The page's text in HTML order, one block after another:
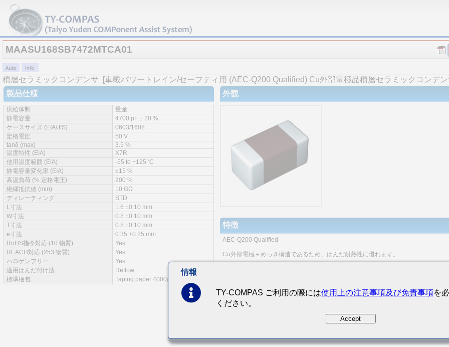
MAASU168SB7472MTCA01
積層セラミックコンデンサ
[車載パワートレイン/セーフティ用 (AEC-Q200 Qualified) Cu外部電極品積層セラミックコンデ
製品仕様
供給体制
量産
静電容量
4700 pF ± 20 %
ケースサイズ (EIA/JIS)
0603/1608
定格電圧
50 V
tanδ (max)
3.5 %
温度特性 (EIA)
X7R
使用温度範囲 (EIA)
-55 to +125 ℃
静電容量変化率 (EIA)
±15 %
高温負荷 (% 定格電圧)
200 %
絶縁抵抗値 (min)
10 GΩ
ディレーティング
STD
L寸法
1.6 ±0.10 mm
W寸法
0.8 ±0.10 mm
T寸法
0.8 ±0.10 mm
e寸法
0.35 ±0.25 mm
RoHS指令対応 (10 物質)
Yes
REACH対応 (253 物質)
Yes
ハロゲンフリー
Yes
適用はんだ付け法
Reflow
標準梱包
Taping paper 4000pcs
外観
特徴
AEC-Q200 Qualified
Cu外部電極＋めっき構造であるため、はんだ耐熱性に優れます。
本商品の詳細な仕様、評価試験結果等に関しては、当社営業にお問い合わせくださ
なお、ご注文に際しては、納入仕様書の取り交わしをお願いします。
情報
TY-COMPAS ご利用の際には使用上の注意事項及び免責事項を
ください。
Accept